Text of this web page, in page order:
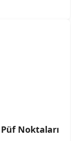
Noktaları